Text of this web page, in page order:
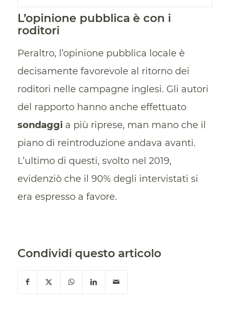
L’opinione pubblica è con i
roditori
Peraltro, l’opinione pubblica locale è
decisamente favorevole al ritorno dei
roditori nelle campagne inglesi. Gli autori
del rapporto hanno anche effettuato
sondaggia più riprese, man mano che il
piano di reintroduzione andava avanti.
L’ultimo di questi, svolto nel 2019,
evidenziò che il 90% degli intervistati si
era espresso a favore.
Condividi questo articolo